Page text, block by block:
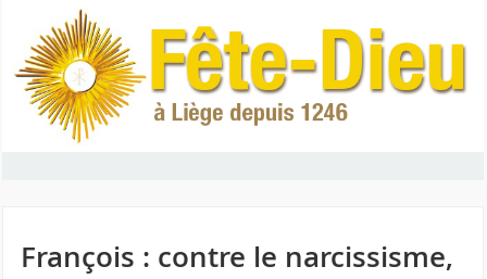
François : contre le narcissisme,